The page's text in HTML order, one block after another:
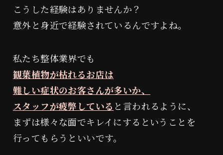
審査についてのご案内
よしみつ研究所
波動を学ぶ
こうした経験はありませんか？
意外と身近で経験されているんですよね。
私たち整体業界でも
観葉植物が枯れるお店は
難しい症状のお客さんが多いか、
スタッフが疲弊している と言われるように、
まずは様々な面でキレイにするということを
行ってもらうといいです。